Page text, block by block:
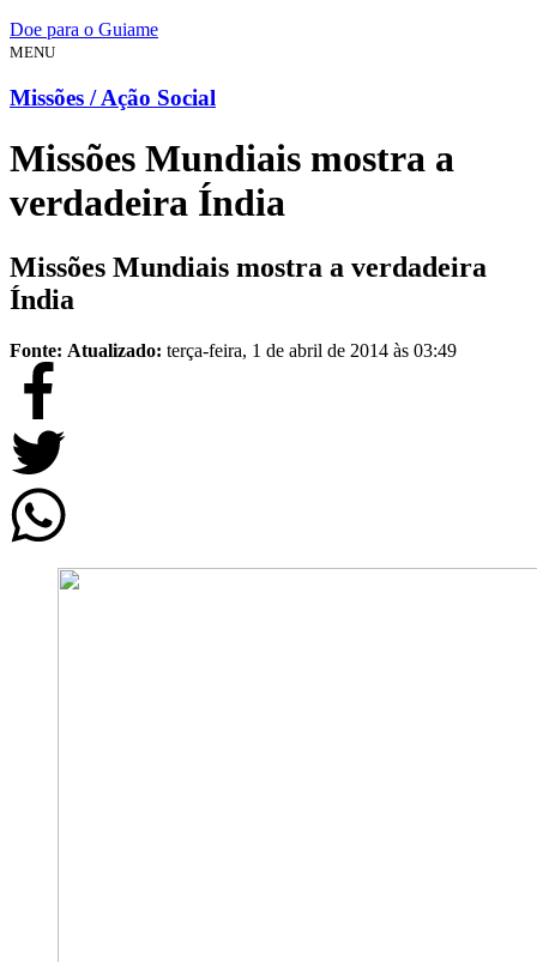
Doe para o Guiame
MENU
Missões / Ação Social
Missões Mundiais mostra a
verdadeira Índia
Missões Mundiais mostra a verdadeira
Índia
Fonte: Atualizado: terça-feira, 1 de abril de 2014 às 03:49